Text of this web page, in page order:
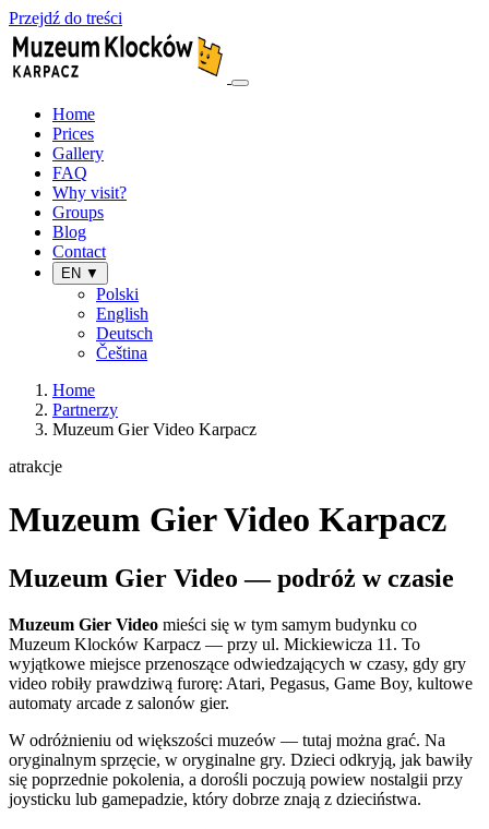
Przejdź do treści
Home
Prices
Gallery
FAQ
Why visit?
Groups
Blog
Contact
EN ▼
Polski
English
Deutsch
Čeština
Home
Partnerzy
Muzeum Gier Video Karpacz
atrakcje
Muzeum Gier Video Karpacz
Muzeum Gier Video — podróż w czasie
Muzeum Gier Video mieści się w tym samym budynku co
Muzeum Klocków Karpacz — przy ul. Mickiewicza 11. To
wyjątkowe miejsce przenoszące odwiedzających w czasy, gdy gry
video robiły prawdziwą furorę: Atari, Pegasus, Game Boy, kultowe
automaty arcade z salonów gier.
W odróżnieniu od większości muzeów — tutaj można grać. Na
oryginalnym sprzęcie, w oryginalne gry. Dzieci odkryją, jak bawiły
się poprzednie pokolenia, a dorośli poczują powiew nostalgii przy
joysticku lub gamepadzie, który dobrze znają z dzieciństwa.